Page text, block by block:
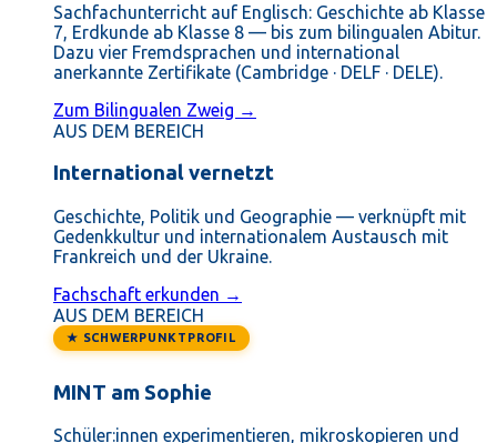
Sachfachunterricht auf Englisch: Geschichte ab Klasse
7, Erdkunde ab Klasse 8 — bis zum bilingualen Abitur.
Dazu vier Fremdsprachen und international
anerkannte Zertifikate (Cambridge · DELF · DELE).
Zum Bilingualen Zweig →
AUS DEM BEREICH
International vernetzt
Geschichte, Politik und Geographie — verknüpft mit
Gedenkkultur und internationalem Austausch mit
Frankreich und der Ukraine.
Fachschaft erkunden →
AUS DEM BEREICH
★ SCHWERPUNKTPROFIL
MINT am Sophie
Schüler:innen experimentieren, mikroskopieren und